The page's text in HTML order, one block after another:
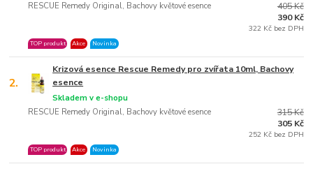
RESCUE Remedy Original, Bachovy květové esence
TOP produkt Akce Novinka
405 Kč
390 Kč
322 Kč bez DPH
2.
Krizová esence Rescue Remedy pro zvířata 10ml, Bachovy
esence
RESCUE Remedy Original, Bachovy květové esence
Skladem v e-shopu
TOP produkt Akce Novinka
315 Kč
305 Kč
252 Kč bez DPH